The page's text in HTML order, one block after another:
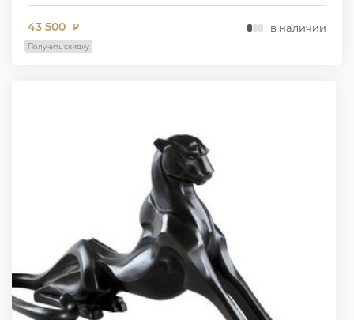
43 500 ₽ в наличии
Получить скидку